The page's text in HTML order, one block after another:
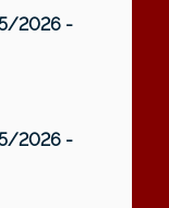
2026 -
2025/2026
2026 -